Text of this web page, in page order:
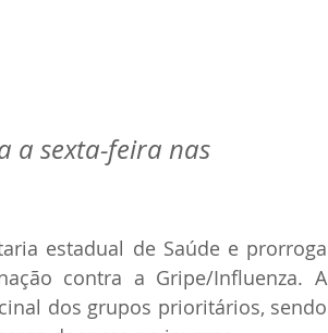
a sexta-feira nas
estadual de Saúde e prorroga
contra a Gripe/Influenza. A
dos grupos prioritários, sendo